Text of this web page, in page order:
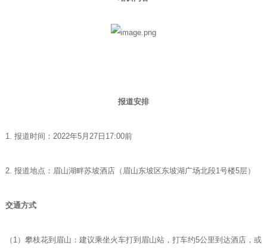
报道安排
1. 报道时间：2022年5月27日17:00前
2. 报道地点：眉山湖畔苏坡酒店（眉山东坡区东坡湖广场北段1号楼5层）
交通方式
（1）攀枝花到眉山：建议乘坐火车打到眉山站，打车约5公里到达酒店，或